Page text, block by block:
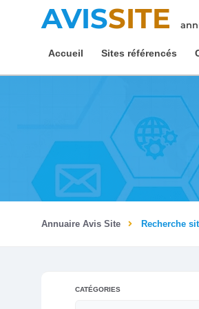
AVISSITE
Accueil Sites référencés
Annuaire Avis Site Recherche
CATÉGORIES